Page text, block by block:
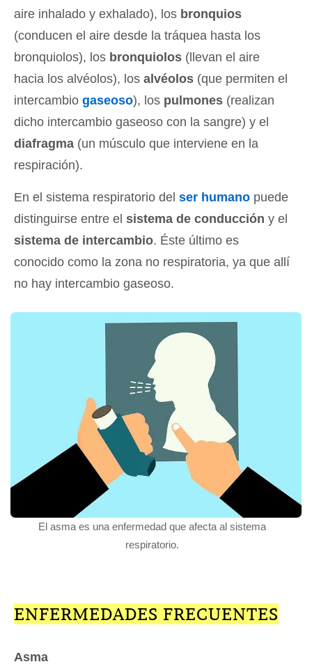
aire inhalado y exhalado), los bronquios
(conducen el aire desde la tráquea hasta los
bronquiolos), los bronquiolos (llevan el aire
hacia los alvéolos), los alvéolos (que permiten el
intercambio gaseoso), los pulmones (realizan
dicho intercambio gaseoso con la sangre) y el
diafragma (un músculo que interviene en la
respiración).
En el sistema respiratorio del ser humano puede
distinguirse entre el sistema de conducción y el
sistema de intercambio. Éste último es
conocido como la zona no respiratoria, ya que allí
no hay intercambio gaseoso.
El asma es una enfermedad que afecta al sistema
respiratorio.
ENFERMEDADES FRECUENTES
Asma